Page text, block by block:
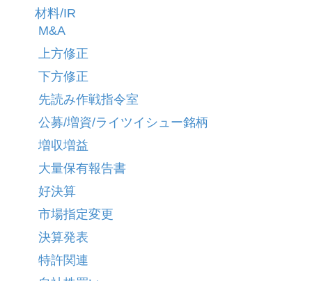
材料/IR
M&A
上方修正
下方修正
先読み作戦指令室
公募/増資/ライツイシュー銘柄
増収増益
大量保有報告書
好決算
市場指定変更
決算発表
特許関連